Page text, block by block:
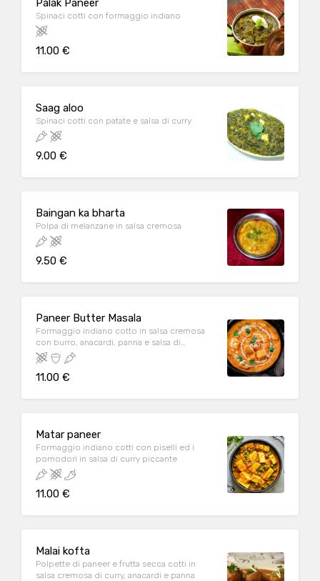
Palak Paneer
Spinaci cotti con formaggio indiano
11.00 €
Saag aloo
Spinaci cotti con patate e salsa di curry
9.00 €
Baingan ka bharta
Polpa di melanzane in salsa cremosa
9.50 €
Paneer Butter Masala
Formaggio indiano cotto in salsa cremosa
con burro, anacardi, panna e salsa di
pomodoro
11.00 €
Matar paneer
Formaggio indiano cotti con piselli ed i
pomodori in salsa di curry piccante
11.00 €
Malai kofta
Polpette di paneer e frutta secca cotti in
salsa cremosa di curry, anacardi e panna